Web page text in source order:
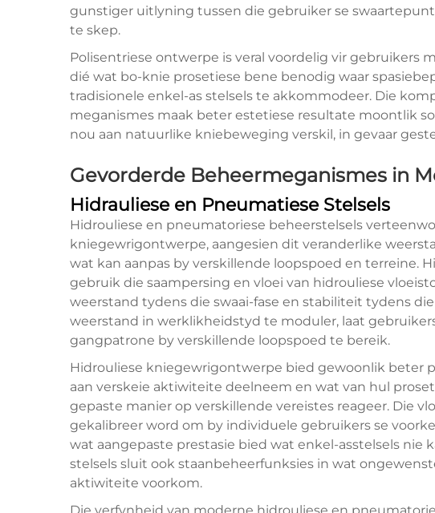
gunstiger uitlyning tussen die gebruiker se
te skep.
Polisentriese ontwerpe is veral voordelig vir gebruikers
dié wat bo-knie prosetiese bene benodig waar
tradisionele enkel-as stelsels te akkommodeer. Die
meganismes maak beter estetiese resultate moontlik
nou aan natuurlike kniebeweging verskil, in gevaar
Gevorderde Beheermeganismes in
Hidrauliese en Pneumatiese Stelsels
Hidrouliese en pneumatoriese beheerstelsels
kniegewrigontwerpe, aangesien dit veranderlike
wat kan aanpas by verskillende loopspoed en terreine.
gebruik die saampersing en vloei van hidrouliese
weerstand tydens die swaai-fase en stabiliteit tydens
weerstand in werklikheidstyd te moduler, laat
gangpatrone by verskillende loopspoed te bereik.
Hidrouliese kniegewrigontwerpe bied gewoonlik beter
aan verskeie aktiwiteite deelneem en wat van hul
gepaste manier op verskillende vereistes reageer. Die
gekalibreer word om by individuele gebruikers se
wat aangepaste prestasie bied wat enkel-asstelsels nie
stelsels sluit ook staanbeheerfunksies in wat
aktiwiteite voorkom.